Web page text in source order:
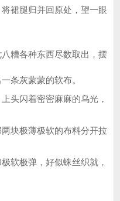
裙腿归并回原处，望一眼
糟各种东西尽数取出，摆
条灰蒙蒙的软布。
闪着密密麻麻的乌光，
块极薄极软的布料分开拉
极弹，好似蛛丝织就，